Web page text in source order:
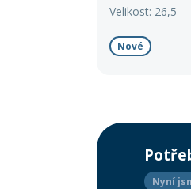
Velikost: 26,5
Nové
Nyní